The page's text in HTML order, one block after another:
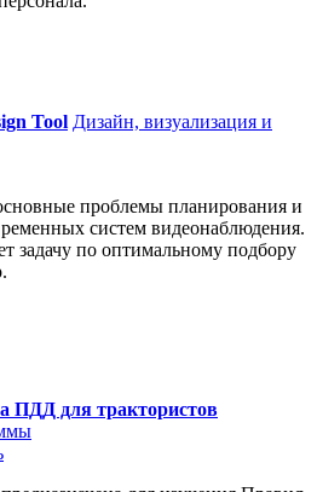
Tool Дизайн, визуализация и
проблемы планирования и
систем видеонаблюдения.
задачу по оптимальному подбору
ПДД для трактористов